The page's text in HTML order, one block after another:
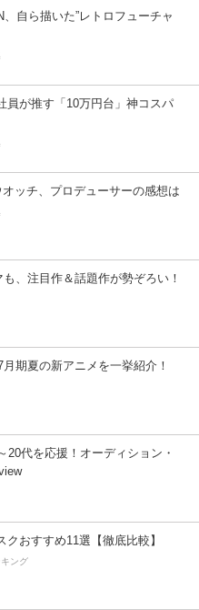
自ら描いた”レトロフューチャ
員が推す「10万円台」神コスパ
オッチ、プロデューサーの感想は
、注目作＆話題作が勢ぞろい！
月期夏の新アニメを一挙紹介！
20代を応援！オーディション・
おすすめ11選【徹底比較】
ング